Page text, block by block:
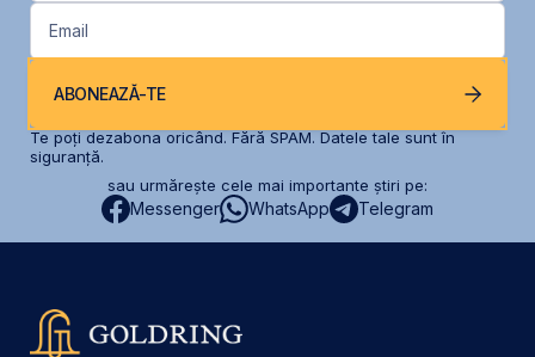
Email
ABONEAZĂ-TE
Te poți dezabona oricând. Fără SPAM. Datele tale sunt în
siguranță.
sau urmărește cele mai importante știri pe:
Messenger WhatsApp Telegram